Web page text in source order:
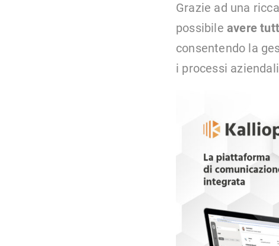
Grazie ad una
possibile avere
consentendo la
i processi